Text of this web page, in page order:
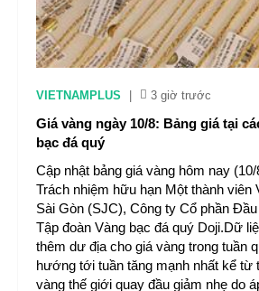
VIETNAMPLUS 3 giờ trước
Giá vàng ngày 10/8: Bảng giá tại
bạc đá quý
Cập nhật bảng giá vàng hôm nay
Trách nhiệm hữu hạn Một thành viên
Sài Gòn (SJC), Công ty Cổ phần
Tập đoàn Vàng bạc đá quý Doji.Dữ
thêm dư địa cho giá vàng trong tuần
hướng tới tuần tăng mạnh nhất kể từ
vàng thế giới quay đầu giảm nhẹ do